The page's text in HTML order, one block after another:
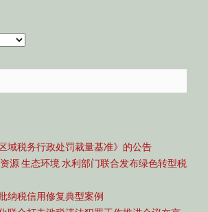
域税务行政处罚裁量基准》的公告
源 生态环境 水利部门联合发布绿色转型税
纳税信用修复典型案例